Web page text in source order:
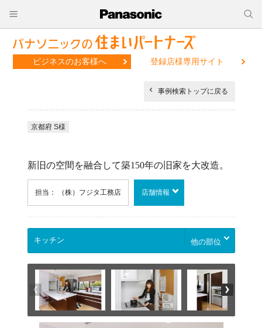
ビジネスのお客様へ 登録店様専用サイト
事例検索トップに戻る
京都府 S様
新旧の空間を融合して築150年の旧家を大改造。
担当： （株）フジタ工務店 店舗情報
他の部位